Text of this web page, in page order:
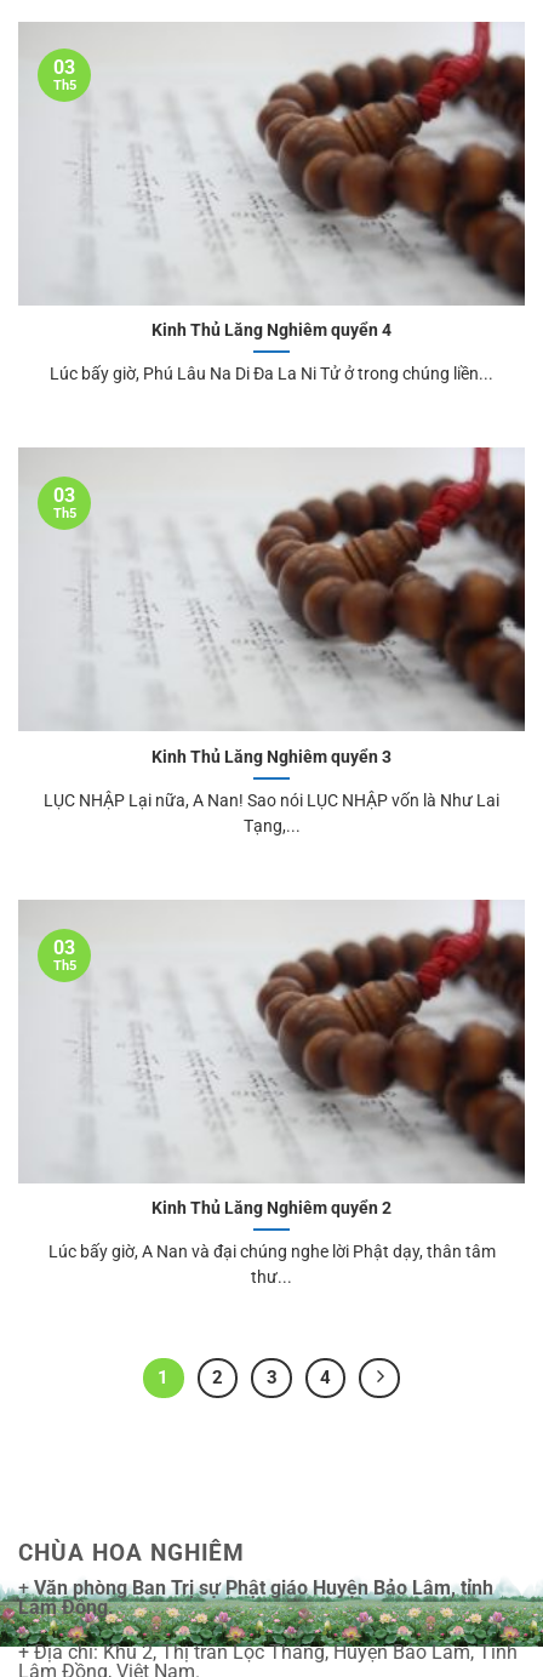
Kinh Thủ Lăng Nghiêm quyển 4
Lúc bấy giờ, Phú Lâu Na Di Đa La Ni Tử ở trong chúng liền...
03
Th5
Kinh Thủ Lăng Nghiêm quyển 3
LỤC NHẬP Lại nữa, A Nan! Sao nói LỤC NHẬP vốn là Như Lai
Tạng,...
03
Th5
Kinh Thủ Lăng Nghiêm quyển 2
Lúc bấy giờ, A Nan và đại chúng nghe lời Phật dạy, thân tâm
thư...
03
Th5
1 2 3 4
CHÙA HOA NGHIÊM
+Văn phòng Ban Trị sự Phật giáo Huyện Bảo Lâm, tỉnh
Lâm Đồng.
+ Địa chỉ: Khu 2, Thị trấn Lộc Thắng, Huyện Bảo Lâm, Tỉnh
Lâm Đồng, Việt Nam.